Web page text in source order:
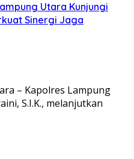
Utara Kunjungi
Sinergi Jaga
– Kapolres Lampung
S.I.K., melanjutkan